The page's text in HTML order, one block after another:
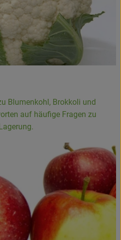
Blumenkohl, Brokkoli und
auf häufige Fragen zu